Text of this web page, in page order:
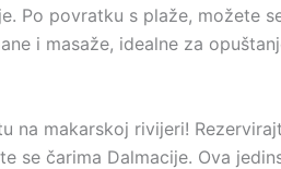
Po povratku s plaže, možete
i masaže, idealne za
na makarskoj rivijeri!
se čarima Dalmacije. Ova